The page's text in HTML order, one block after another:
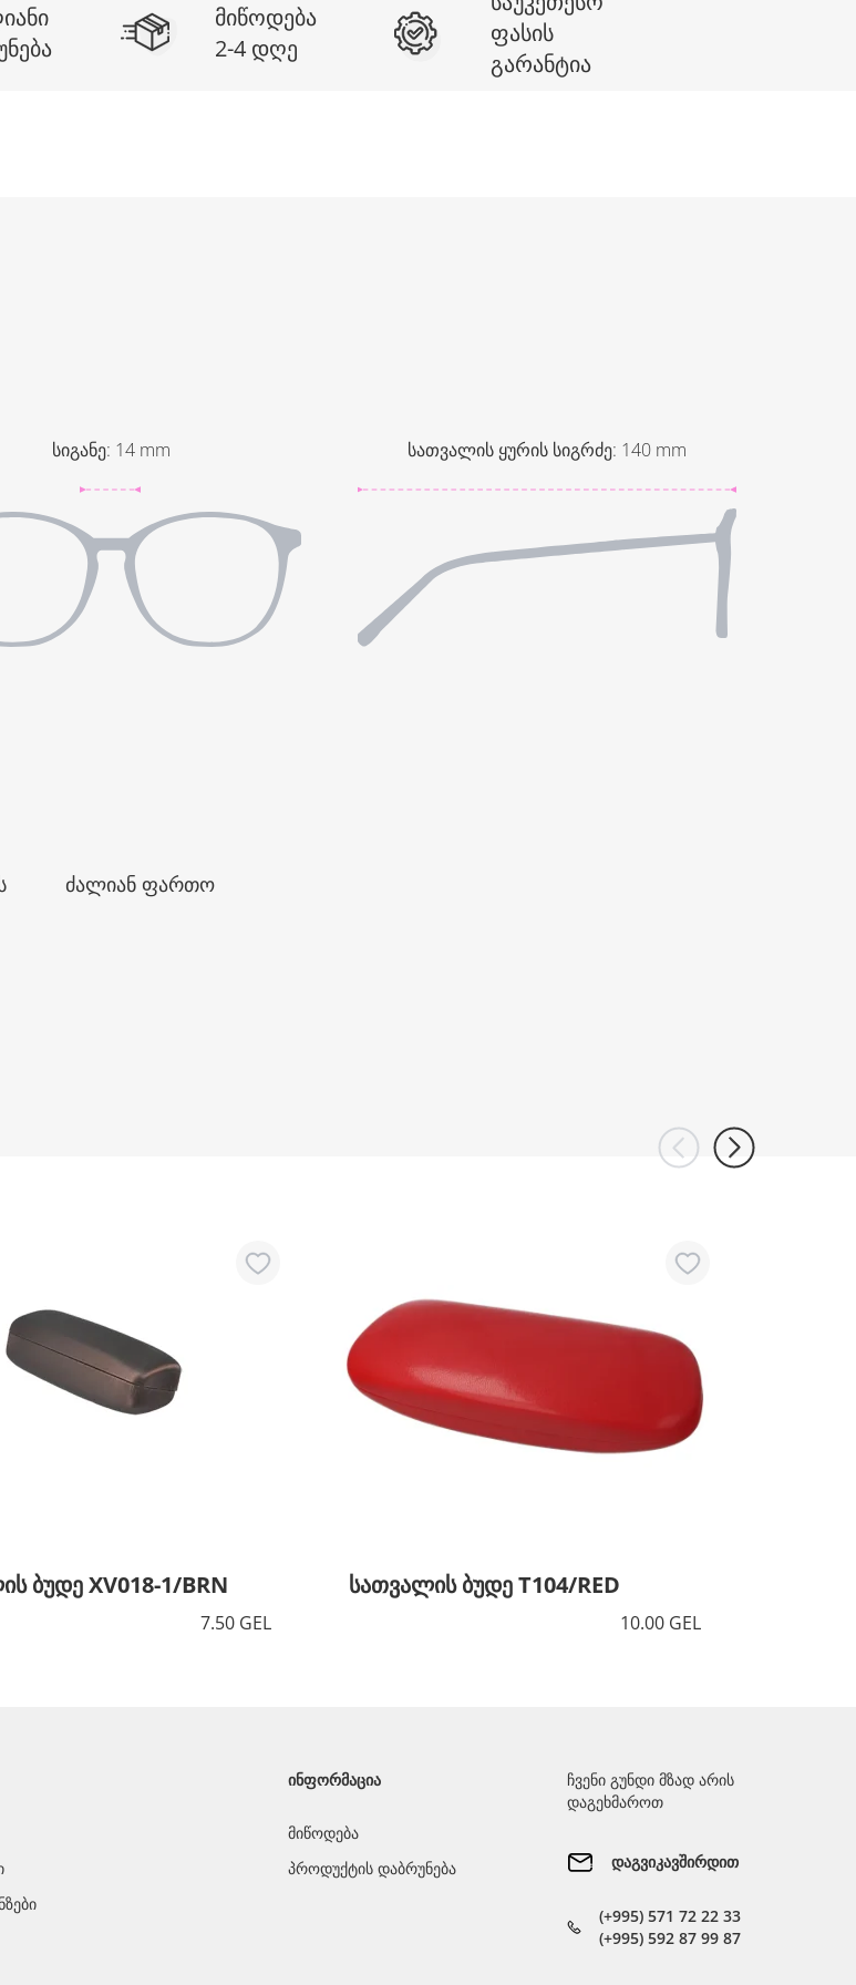
მიწოდება
2-4 დღე
ფასის
გარანტია
სიგანე: 14 mm სათვალის ყურის სიგრძე: 140 mm
ძალიან ფართო
ბუდე XV018-1/BRN
7.50 GEL
სათვალის ბუდე T104/RED
10.00 GEL
ᲘᲜᲤᲝᲠᲛᲐᲪᲘᲐ
მიწოდება
პროდუქტის დაბრუნება
ჩვენი გუნდი მზად არის
დაგეხმაროთ
დაგვიკავშირდით
(+995) 571 72 22 33
(+995) 592 87 99 87